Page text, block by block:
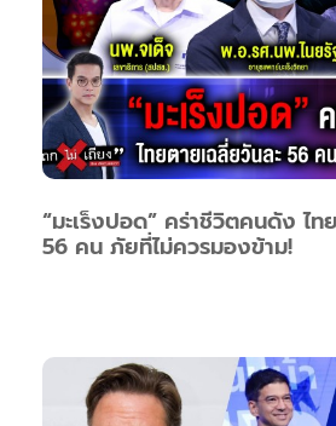
“มะเร็งปอด” คร่าชีวิตคนดัง ไท
56 คน ภัยที่ไม่ควรมองข้าม!